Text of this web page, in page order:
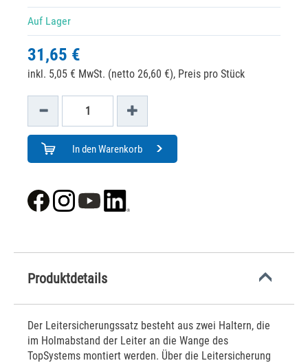
Auf Lager
31,65 €
inkl. 5,05 € MwSt. (netto 26,60 €), Preis pro Stück
In den Warenkorb
Produktdetails
Der Leitersicherungssatz besteht aus zwei Haltern, die
im Holmabstand der Leiter an die Wange des
TopSystems montiert werden. Über die Leitersicherung